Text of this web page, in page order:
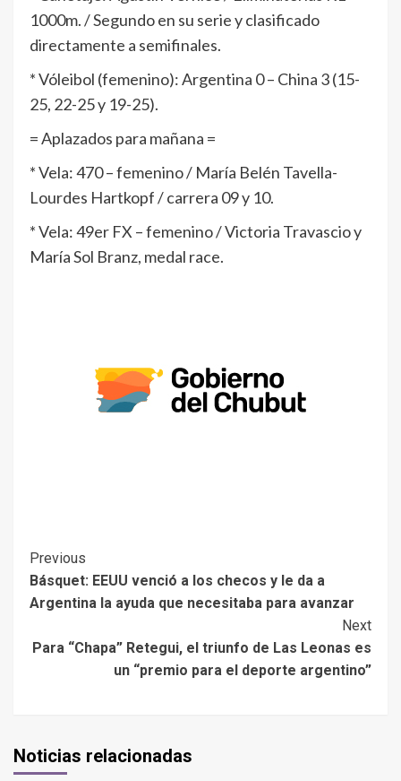
1000m. / Segundo en su serie y clasificado
directamente a semifinales.
* Vóleibol (femenino): Argentina 0 – China 3 (15-
25, 22-25 y 19-25).
= Aplazados para mañana =
* Vela: 470 – femenino / María Belén Tavella-
Lourdes Hartkopf / carrera 09 y 10.
* Vela: 49er FX – femenino / Victoria Travascio y
María Sol Branz, medal race.
Previous
Básquet: EEUU venció a los checos y le da a
Argentina la ayuda que necesitaba para avanzar
Next
Para “Chapa” Retegui, el triunfo de Las Leonas es
un “premio para el deporte argentino”
Noticias relacionadas